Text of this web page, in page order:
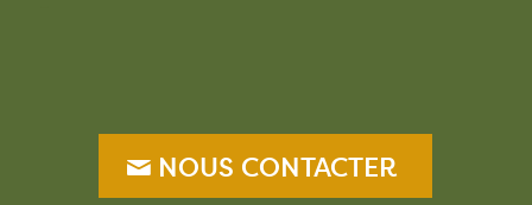
NOUS CONTACTER